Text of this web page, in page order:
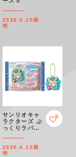
2026.6.15発
売
サンリオキャ
ラクターズ ぷ
っくりラバマ
2026.6.15発
売